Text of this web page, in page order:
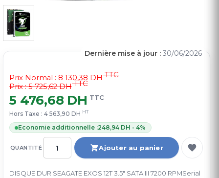
QUANTITÉ Ajouter au panier
Prix Normal :8 130,38 DHTTC
Prix : 5 725,62 DHTTC
5 476,68 DH TTC
Hors Taxe : 4 563,90 DH HT
Economie additionnelle :248,94 DH - 4%
DISQUE DUR SEAGATE EXOS 12T 3.5" SATA III 7200 RPMSerial
Dernière mise à jour : 30/06/2026